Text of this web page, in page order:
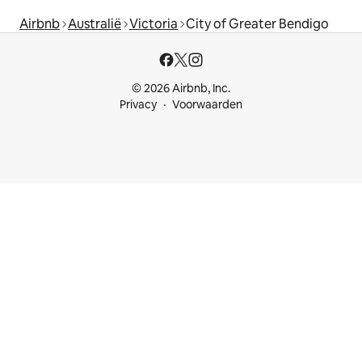
Airbnb Australië Victoria City of Greater Bendigo
© 2026 Airbnb, Inc.
Privacy
Voorwaarden